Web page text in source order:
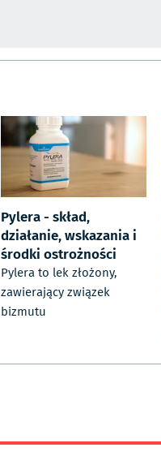
Pylera - skład,
działanie, wskazania i
środki ostrożności
Pylera to lek złożony,
zawierający związek
bizmutu